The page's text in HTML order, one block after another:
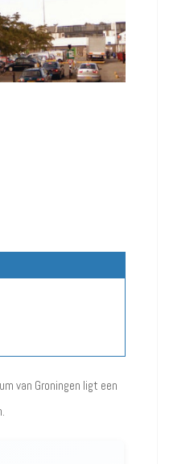
van Groningen ligt een